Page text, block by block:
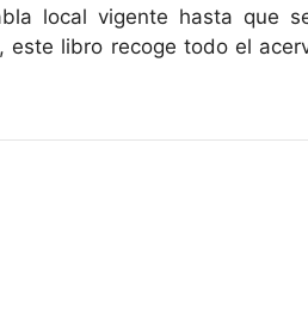
local vigente hasta que
este libro recoge todo el